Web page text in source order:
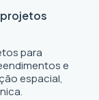
para
e
espacial,